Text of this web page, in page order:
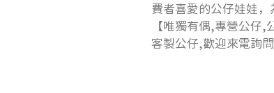
費者喜愛的公仔娃娃
【唯獨有偶,專營公仔
客製公仔,歡迎來電詢問